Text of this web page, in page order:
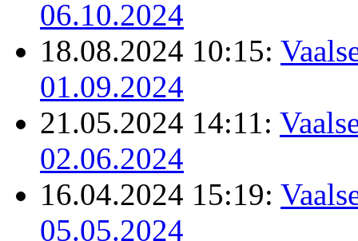
06.10.2024
18.08.2024 10:15:
01.09.2024
21.05.2024 14:11:
02.06.2024
16.04.2024 15:19:
05.05.2024